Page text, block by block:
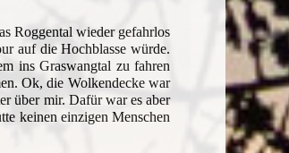
Roggental wieder gefahrlos
auf die Hochblasse würde.
ins Graswangtal zu fahren
Ok, die Wolkendecke war
über mir. Dafür war es aber
keinen einzigen Menschen